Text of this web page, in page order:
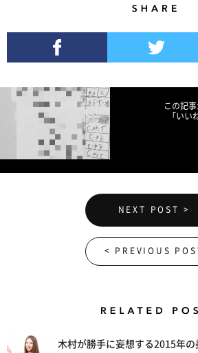
この記
「いい
NEXT POST >
< PREVIOUS
木村が勝手に妄想する2015年の